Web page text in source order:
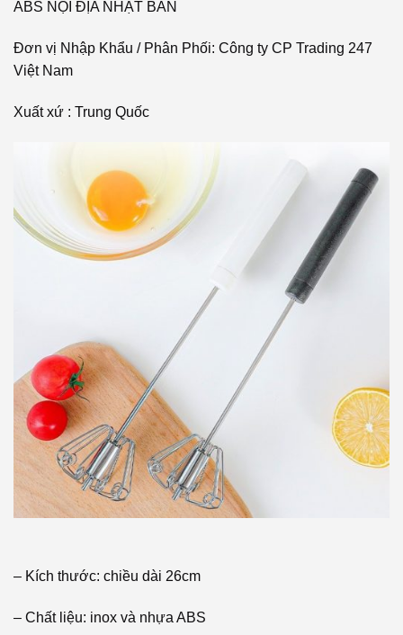
ABS NỘI ĐỊA NHẬT BẢN
Đơn vị Nhập Khẩu / Phân Phối: Công ty CP Trading 247
Việt Nam
Xuất xứ : Trung Quốc
– Kích thước: chiều dài 26cm
– Chất liệu: inox và nhựa ABS